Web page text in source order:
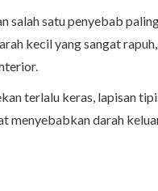
salah satu penyebab
kecil yang sangat
terlalu keras, lapisan
menyebabkan darah